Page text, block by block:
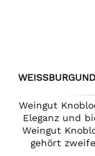
Weingut
Eleganz und
Weingut
gehört